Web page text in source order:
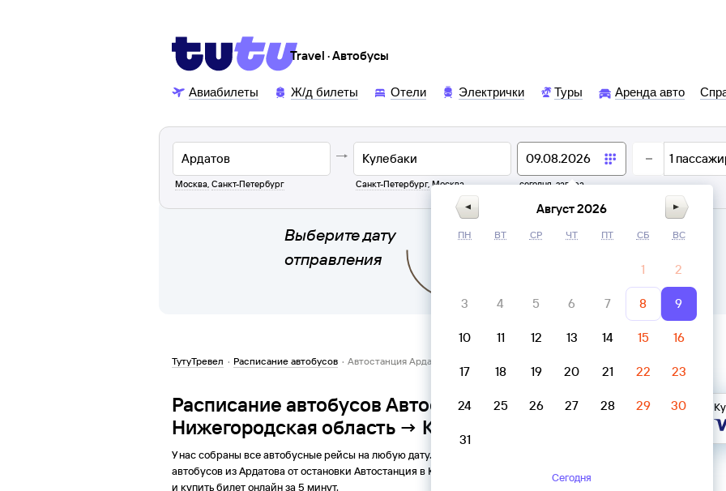
Travel · Автобусы
Авиабилеты Ж/д билеты Отели Электрички Туры Аренда авто
Москва, Санкт-Петербург Санкт-Петербург, Москва сегодня, завтра
1
Выберите дату
отправления
ТутуТревел · Расписание автобусов · Автостанция Ардатов, Нижегородская область → Кулебаки
Расписание автобусов Автостанция Ардатов,
Нижегородская область → Кулебаки
У нас собраны все автобусные рейсы на любую дату. Вы можете узнать точное расписание
автобусов изАрдатоваотостановки Автостанция в Кулебаки
и купить билет онлайн за 5 минут.
Август 2026
ПН ВТ СР ЧТ ПТ СБ ВС
1 2
3 4 5 6 7 8 9
10 11 12 13 14 15 16
17 18 19 20 21 22 23
24 25 26 27 28 29 30
31
Сегодня